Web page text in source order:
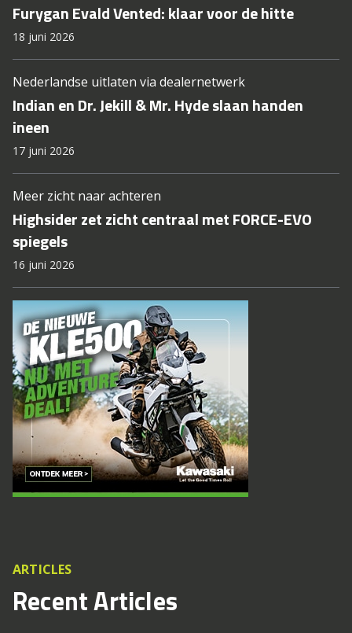
Furygan Evald Vented: klaar voor de hitte
18 juni 2026
Nederlandse uitlaten via dealernetwerk
Indian en Dr. Jekill & Mr. Hyde slaan handen
ineen
17 juni 2026
Meer zicht naar achteren
Highsider zet zicht centraal met FORCE-EVO
spiegels
16 juni 2026
ARTICLES
Recent Articles